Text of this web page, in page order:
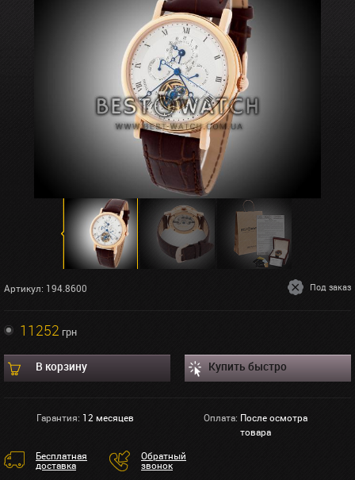
Артикул: 194.8600 Под заказ
11252 грн
В корзину Купить быстро
Гарантия: 12 месяцев Оплата: После осмотра
товара
Бесплатная
доставка
Обратный
звонок